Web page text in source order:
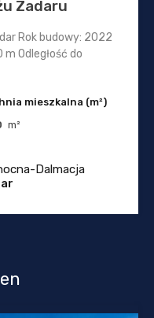
Zadaru
Rok budowy: 2022
Odległość do
mieszkalna (m²)
m²
Dalmacja